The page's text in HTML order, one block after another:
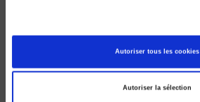
Autoriser tous les cookies
Autoriser la sélection